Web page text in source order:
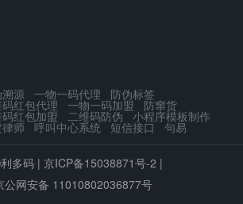
源 一物一码代理 防伪标签
红包代理 一物一码加盟 防窜货
红包加盟 二维码防伪 小程序模板制作
师 呼叫中心系统 短信接口 句易
多码 | 京ICP备15038871号-2 |
公网安备 11010802036877号